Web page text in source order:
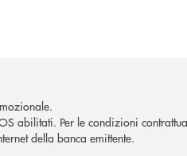
abilitati. Per le condizioni
della banca emittente.